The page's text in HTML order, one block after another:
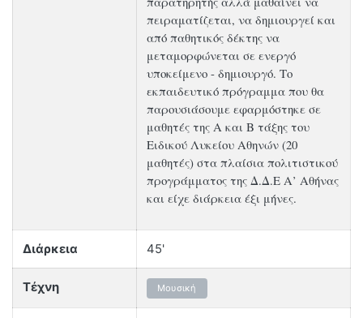
πειραματίζεται, να δημιουργεί και
από παθητικός δέκτης να
μεταμορφώνεται σε ενεργό
υποκείμενο - δημιουργό. Το
εκπαιδευτικό πρόγραμμα που θα
παρουσιάσουμε εφαρμόστηκε σε
μαθητές της Α και Β τάξης του
Ειδικού Λυκείου Αθηνών (20
μαθητές) στα πλαίσια πολιτιστικού
προγράμματος της Δ.Δ.Ε Α’ Αθήνας
και είχε διάρκεια έξι μήνες.
Διάρκεια 45'
Τέχνη Μουσική